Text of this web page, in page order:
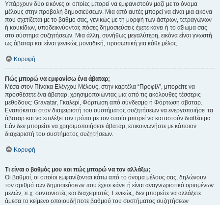
Υπάρχουν δύο εικόνες οι οποίες μπορεί να εμφανιστούν μαζί με το όνομα
μέλους στην προβολή δημοσιεύσεων. Μια από αυτές μπορεί να είναι μια εικόνα
που σχετίζεται με το βαθμό σας, γενικώς με τη μορφή των άστρων, τετραγώνων
ή κουκίδων, υποδεικνύοντας πόσες δημοσιεύσεις έχετε κάνει ή το αξίωμα σας
στο σύστημα συζητήσεων. Μια άλλη, συνήθως μεγαλύτερη, εικόνα είναι γνωστή
ως άβαταρ και είναι γενικώς μοναδική, προσωπική για κάθε μέλος.
Κορυφή
Πώς μπορώ να εμφανίσω ένα άβαταρ;
Μέσα στον Πίνακα Ελέγχου Μέλους, στην καρτέλα “Προφίλ”, μπορείτε να
προσθέσετε ένα άβαταρ, χρησιμοποιώντας μια από τις ακόλουθες τέσσερις
μεθόδους: Gravatar, Γκαλερί, Φόρτωση από σύνδεσμο ή Φόρτωση άβαταρ.
Εναπόκειται στον διαχειριστή του συστήματος συζητήσεων να ενεργοποιήσει τα
άβαταρ και να επιλέξει τον τρόπο με τον οποίο μπορεί να καταστούν διαθέσιμα.
Εάν δεν μπορείτε να χρησιμοποιήσετε άβαταρ, επικοινωνήστε με κάποιον
διαχειριστή του συστήματος συζητήσεων.
Κορυφή
Τι είναι ο βαθμός μου και πώς μπορώ να τον αλλάξω;
Οι βαθμοί, οι οποίοι εμφανίζονται κάτω από το όνομα μέλους σας, δηλώνουν
τον αριθμό των δημοσιεύσεων που έχετε κάνει ή είναι αναγνωριστικό ορισμένων
μελών, π.χ. συντονιστές και διαχειριστές. Γενικώς, δεν μπορείτε να αλλάξετε
άμεσα το κείμενο οποιουδήποτε βαθμού του συστήματος συζητήσεων